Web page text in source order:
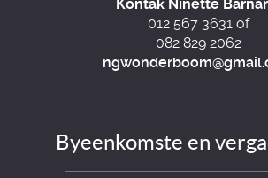
Kontak Ninette
012 567 3631 of
082 829 2062
Byeenkomste en